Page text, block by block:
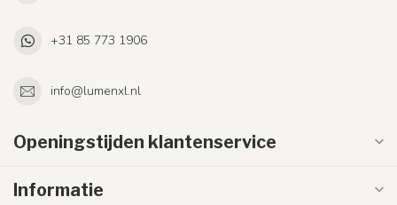
+31 85 773 1906
info@lumenxl.nl
Openingstijden klantenservice
Informatie